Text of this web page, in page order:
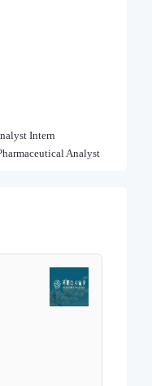
Intern
Analyst